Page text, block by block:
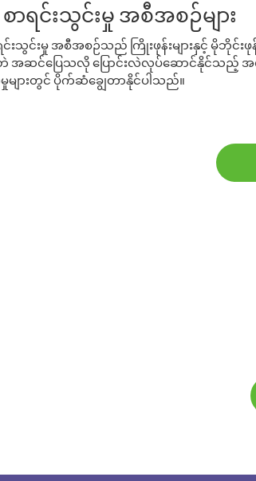
ာရင်းသွင်းမှု အစီအစဉ်များ
းသွင်းမှု အစီအစဉ်သည် ကြိုးဖုန်းများနှင့် မိုဘိုင်
အဆင်ပြေသလို ပြောင်းလဲလုပ်ဆောင်နိုင်သည့် အ
မှုများတွင် ပိုက်ဆံချွေတာနိုင်ပါသည်။